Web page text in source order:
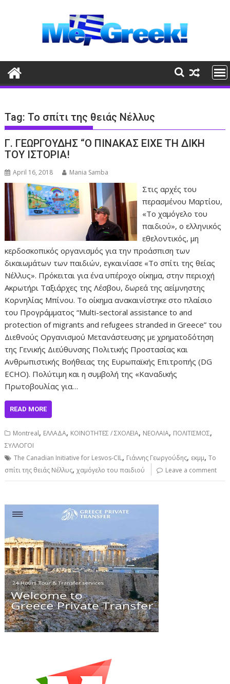
Tag:Το σπίτι της θειάς Νέλλυς
Γ. ΓΕΩΡΓΟΥΔΗΣ “Ο ΠΙΝΑΚΑΣ ΕΙΧΕ ΤΗ ΔΙΚΗ
ΤΟΥ ΙΣΤΟΡΙΑ!
April 16, 2018 Mania Samba
Στις αρχές του
περασμένου Μαρτίου,
«Το χαμόγελο του
παιδιού», ο ελληνικός
εθελοντικός, μη
κερδοσκοπικός οργανισμός για την προάσπιση των
δικαιωμάτων των παιδιών, εγκαινίασε «Το σπίτι της θείας
Νέλλυς». Πρόκειται για ένα υπέροχο οίκημα, στην περιοχή
Ακρωτήρι Ταξιάρχες της Λέσβου, δωρεά της αείμνηστης
Κορνηλίας Μπίνου. Το οίκημα ανακαινίστηκε στο πλαίσιο
του Προγράμματος “Multi-sectoral assistance to and
protection of migrants and refugees stranded in Greece” του
Διεθνούς Οργανισμού Μετανάστευσης με χρηματοδότηση
της Γενικής Διεύθυνσης Πολιτικής Προστασίας και
Ανθρωπιστικής Βοήθειας της Ευρωπαϊκής Επιτροπής (DG
ECHO). Πολύτιμη και η συμβολή της «Καναδικής
Πρωτοβουλίας για…
READ MORE
Montreal, ΕΛΛΑΔΑ, ΚΟΙΝΟΤΗΤΕΣ / ΣΧΟΛΕΙΑ, ΝΕΟΛΑΙΑ, ΠΟΛΙΤΙΣΜΟΣ,
ΣΥΛΛΟΓΟΙ
The Canadian Initiative for Lesvos-CIL, Γιάννης Γεωργούδης, εκμμ,Το
σπίτι της θειάς Νέλλυς,χαμόγελο του παιδιού Leave a comment